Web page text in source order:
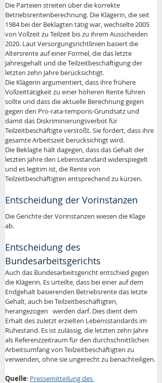
Die Parteien streiten über die korrekte
Betriebsrentenberechnung. Die Klägerin, die seit
1984 bei der Beklagten tätig war, wechselte 2005
von Vollzeit zu Teilzeit bis zu ihrem Ausscheiden
2020. Laut Versorgungsrichtlinien basiert die
Altersrente auf einer Formel, die das letzte
Jahresgehalt und die Teilzeitbeschäftigung der
letzten zehn Jahre berücksichtigt.
Die Klägerin argumentiert, dass ihre frühere
Vollzeittätigkeit zu einer höheren Rente führen
sollte und dass die aktuelle Berechnung gegen
gegen den Pro-rata-temporis-Grundsatz und
damit das Diskriminierungsverbot für
Teilzeitbeschäftigte verstößt. Sie fordert, dass ihre
gesamte Arbeitszeit berücksichtigt wird.
Die Beklagte hält dagegen, dass das Gehalt der
letzten Jahre den Lebensstandard widerspiegelt
und es legitim ist, die Rente von
Teilzeitbeschäftigten entsprechend zu kürzen.
Entscheidung der Vorinstanzen
Die Gerichte der Vorinstanzen wiesen die Klage
ab.
Entscheidung des
Bundesarbeitsgerichts
Auch das Bundesarbeitsgericht entschied gegen
die Klägerin. Es urteilte, dass bei einer auf dem
Endgehalt basierenden Betriebsrente das letzte
Gehalt, auch bei Teilzeitbeschäftigten,
herangezogen   werden darf. Dies dient dem
Erhalt des zuletzt erzielten Lebensstandards im
Ruhestand. Es ist zulässig, die letzten zehn Jahre
als Referenzzeitraum für den durchschnittlichen
Arbeitsumfang von Teilzeitbeschäftigten zu
verwenden, ohne sie ungerecht zu benachteiligen.
Quelle: Pressemitteilung des